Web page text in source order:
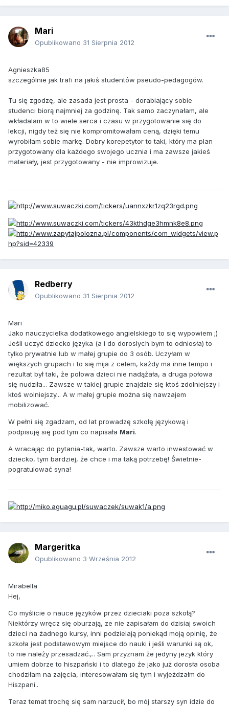
Mari
Opublikowano 31 Sierpnia 2012
Agnieszka85
szczególnie jak trafi na jakiś studentów pseudo-pedagogów.
Tu się zgodzę, ale zasada jest prosta - dorabiający sobie
studenci biorą najmniej za godzinę. Tak samo zaczynałam, ale
wkładalam w to wiele serca i czasu w przygotowanie się do
lekcji, nigdy też się nie kompromitowałam ceną, dzięki temu
wyrobiłam sobie markę. Dobry korepetytor to taki, który ma plan
przygotowany dla każdego swojego ucznia i ma zawsze jakieś
materiały, jest przygotowany - nie improwizuje.
Redberry
Opublikowano 31 Sierpnia 2012
Mari
Jako nauczycielka dodatkowego angielskiego to się wypowiem ;)
Jeśli uczyć dziecko języka (a i do doroslych bym to odniosła) to
tylko prywatnie lub w małej grupie do 3 osób. Uczyłam w
większych grupach i to się mija z celem, każdy ma inne tempo i
rezultat był taki, że połowa dzieci nie nadążała, a druga połowa
się nudziła... Zawsze w takiej grupie znajdzie się ktoś zdolniejszy i
ktoś wolniejszy... A w małej grupie można się nawzajem
mobilizować.
W pełni się zgadzam, od lat prowadzę szkołę językową i
podpisuję się pod tym co napisała Mari.
A wracając do pytania-tak, warto. Zawsze warto inwestować w
dziecko, tym bardziej, że chce i ma taką potrzebę! Świetnie-
pogratulować syna!
Margeritka
Opublikowano 3 Września 2012
Mirabella
Hej,
Co myślicie o nauce języków przez dzieciaki poza szkołą?
Niektórzy wręcz się oburzają, ze nie zapisałam do dzisiaj swoich
dzieci na żadnego kursy, inni podzielają poniekąd moją opinię, że
szkoła jest podstawowym miejsce do nauki i jeśli warunki są ok,
to nie należy przesadzać.,.. Sam przyznam że jedyny jezyk który
umiem dobrze to hiszpański i to dlatego że jako już dorosła osoba
chodziłam na zajęcia, interesowałam się tym i wyjeżdzałm do
Hiszpani..
Teraz temat trochę się sam narzucił, bo mój starszy syn idzie do